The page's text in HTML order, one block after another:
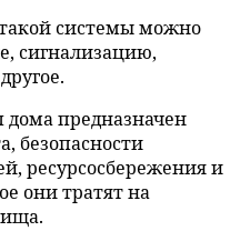
системы можно
сигнализацию,
предназначен
безопасности
ресурсосбережения и
они тратят на